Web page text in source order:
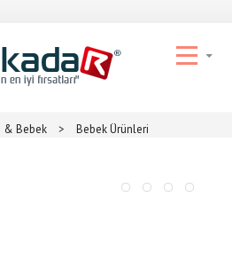
& Bebek > Bebek Ürünleri